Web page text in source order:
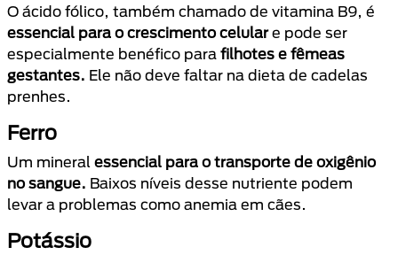
O ácido fólico, também chamado de vitamina B9, é
essencial para o crescimento celulare pode ser
especialmente benéfico para filhotes e fêmeas
gestantes. Ele não deve faltar na dieta de cadelas
prenhes.
Ferro
Um mineral essencial para o transporte de oxigênio
no sangue. Baixos níveis desse nutriente podem
levar a problemas como anemia em cães.
Potássio